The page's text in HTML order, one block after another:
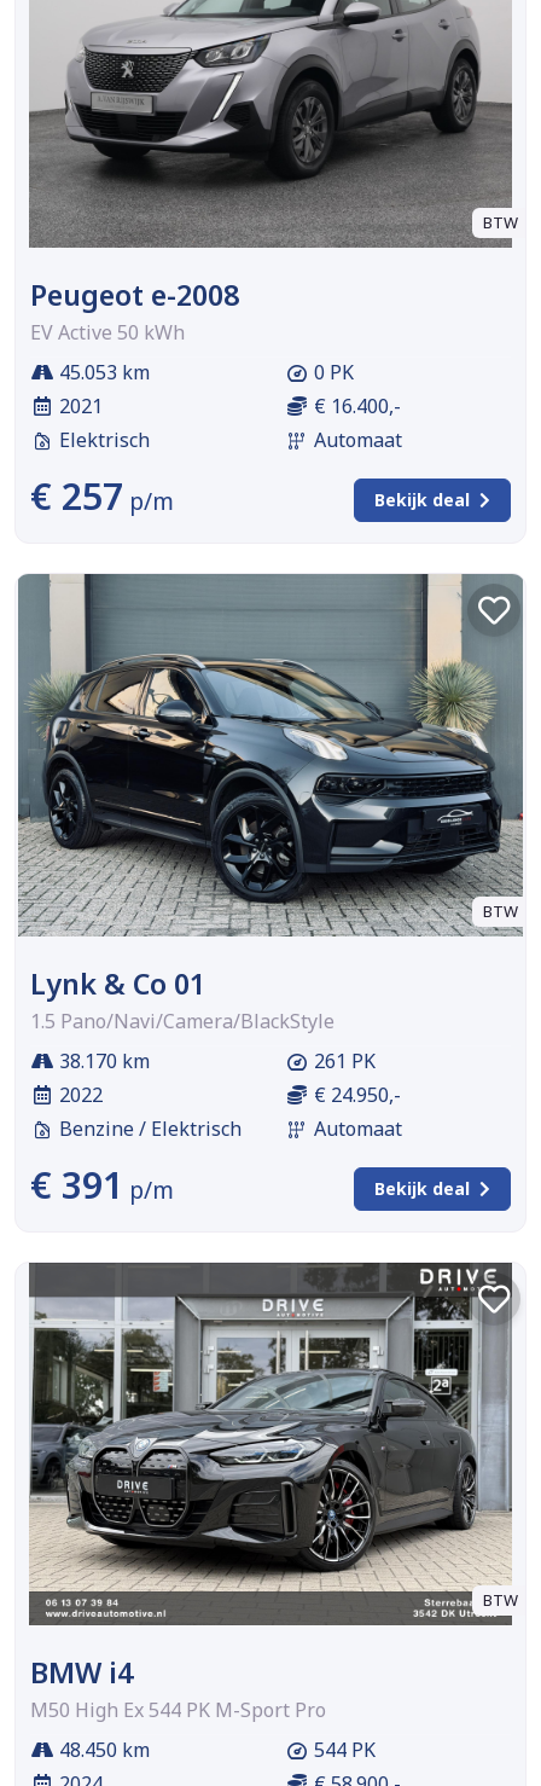
BTW
Peugeot e-2008
EV Active 50 kWh
45.053 km
2021
Elektrisch
0 PK
€ 16.400,-
Automaat
€ 257 p/m Bekijk deal
BTW
Lynk & Co 01
1.5 Pano/Navi/Camera/BlackStyle
38.170 km
2022
Benzine / Elektrisch
261 PK
€ 24.950,-
Automaat
€ 391 p/m Bekijk deal
BTW
BMW i4
M50 High Ex 544 PK M-Sport Pro
48.450 km
544 PK